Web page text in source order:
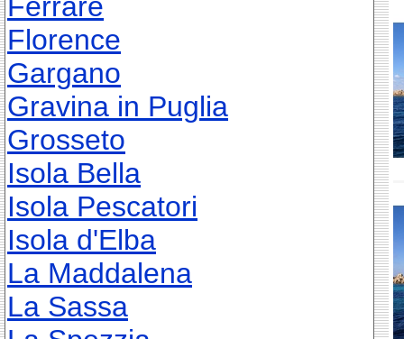
Florence
Gargano
Gravina in Puglia
Grosseto
Isola Bella
Isola Pescatori
Isola d'Elba
La Maddalena
La Sassa